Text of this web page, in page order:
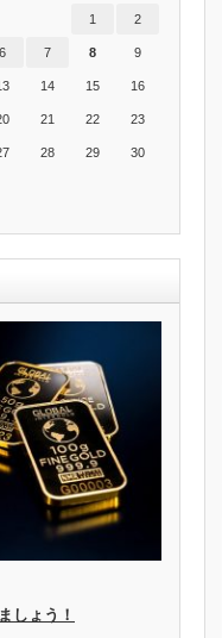
1 2
6 7 8 9
14 15 16
21 22 23
28 29 30
しょう！